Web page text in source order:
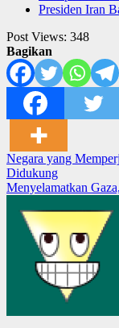
Presiden Iran
Post Views: 348
Bagikan
Post
navigation
Negara yang
Didukung
Menyelamatkan